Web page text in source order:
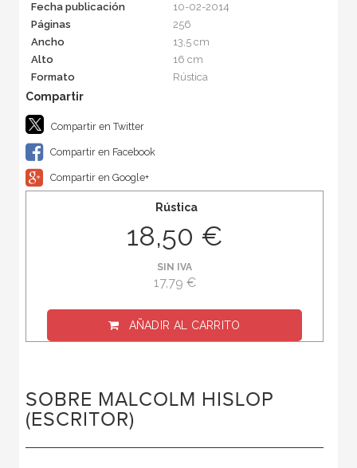
Fecha publicación
10-02-2014
Páginas
256
Ancho
13,5 cm
Alto
16 cm
Formato
Rústica
Compartir en Twitter
Compartir en Facebook
Compartir en Google+
Rústica
18,50 €
SIN IVA
17,79 €
AÑADIR AL CARRITO
SOBRE MALCOLM HISLOP
(ESCRITOR)